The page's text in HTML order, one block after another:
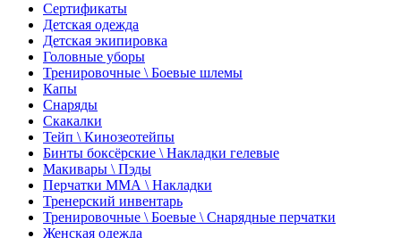
Сертификаты
Детская одежда
Детская экипировка
Головные уборы
Тренировочные \ Боевые шлемы
Капы
Снаряды
Скакалки
Тейп \ Кинозеотейпы
Бинты боксёрские \ Накладки гелевые
Макивары \ Пэды
Перчатки ММА \ Накладки
Тренерский инвентарь
Тренировочные \ Боевые \ Снарядные перчатки
Женская одежда